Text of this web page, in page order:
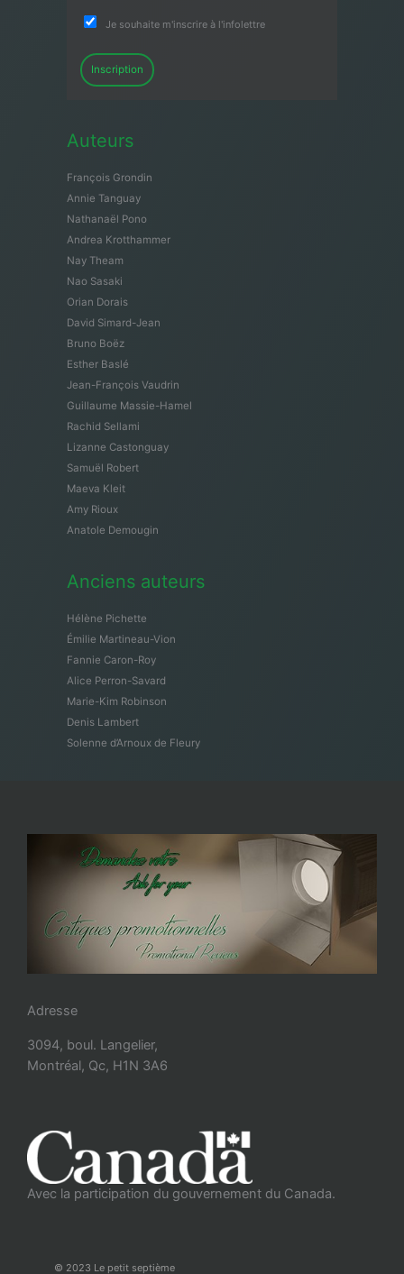
Je souhaite m'inscrire à l'infolettre
Inscription
Auteurs
François Grondin
Annie Tanguay
Nathanaël Pono
Andrea Krotthammer
Nay Theam
Nao Sasaki
Orian Dorais
David Simard-Jean
Bruno Boëz
Esther Baslé
Jean-François Vaudrin
Guillaume Massie-Hamel
Rachid Sellami
Lizanne Castonguay
Samuël Robert
Maeva Kleit
Amy Rioux
Anatole Demougin
Anciens auteurs
Hélène Pichette
Émilie Martineau-Vion
Fannie Caron-Roy
Alice Perron-Savard
Marie-Kim Robinson
Denis Lambert
Solenne d’Arnoux de Fleury
Adresse
3094, boul. Langelier,
Montréal, Qc, H1N 3A6
Avec la participation du gouvernement du Canada.
© 2023 Le petit septième